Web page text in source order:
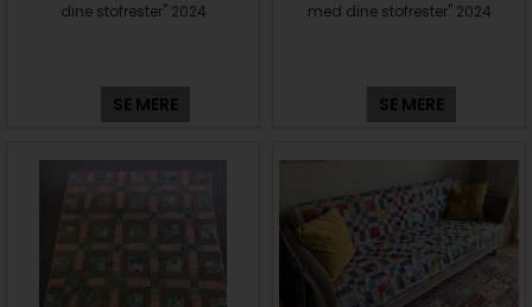
dine stofrester" 2024
SE MERE
med dine stofrester" 2024
SE MERE